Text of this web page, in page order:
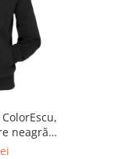
neagră